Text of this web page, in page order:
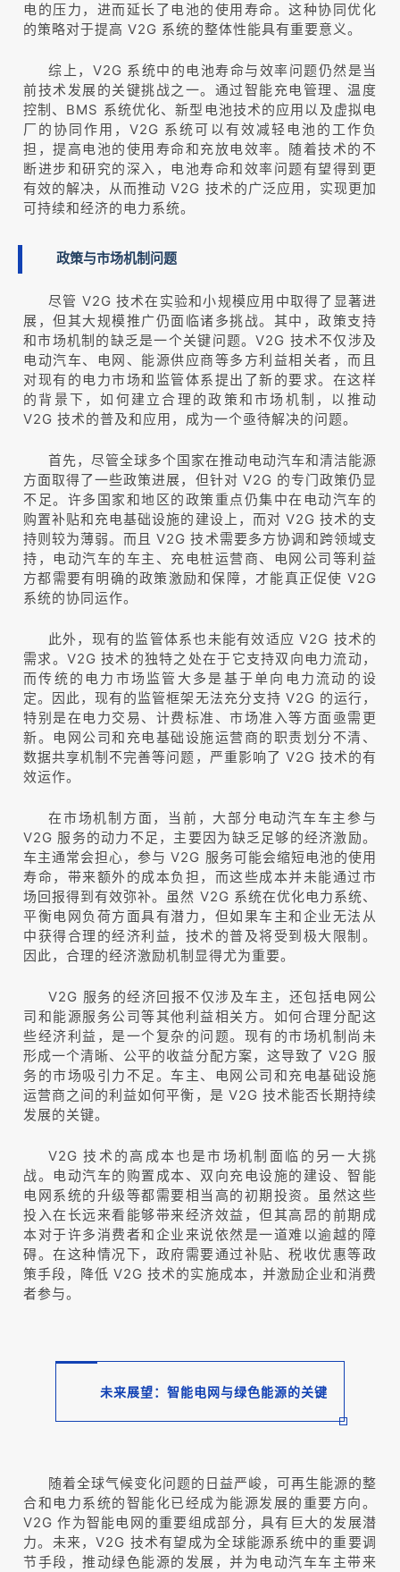
电的压力，进而延长了电池的使用寿命。这种协同优化
的策略对于提高 V2G 系统的整体性能具有重要意义。
综上，V2G 系统中的电池寿命与效率问题仍然是当
前技术发展的关键挑战之一。通过智能充电管理、温度
控制、BMS 系统优化、新型电池技术的应用以及虚拟电
厂的协同作用，V2G 系统可以有效减轻电池的工作负
担，提高电池的使用寿命和充放电效率。随着技术的不
断进步和研究的深入，电池寿命和效率问题有望得到更
有效的解决，从而推动 V2G 技术的广泛应用，实现更加
可持续和经济的电力系统。
政策与市场机制问题
尽管 V2G 技术在实验和小规模应用中取得了显著进
展，但其大规模推广仍面临诸多挑战。其中，政策支持
和市场机制的缺乏是一个关键问题。V2G 技术不仅涉及
电动汽车、电网、能源供应商等多方利益相关者，而且
对现有的电力市场和监管体系提出了新的要求。在这样
的背景下，如何建立合理的政策和市场机制，以推动
V2G 技术的普及和应用，成为一个亟待解决的问题。
首先，尽管全球多个国家在推动电动汽车和清洁能源
方面取得了一些政策进展，但针对 V2G 的专门政策仍显
不足。许多国家和地区的政策重点仍集中在电动汽车的
购置补贴和充电基础设施的建设上，而对 V2G 技术的支
持则较为薄弱。而且 V2G 技术需要多方协调和跨领域支
持，电动汽车的车主、充电桩运营商、电网公司等利益
方都需要有明确的政策激励和保障，才能真正促使 V2G
系统的协同运作。
此外，现有的监管体系也未能有效适应 V2G 技术的
需求。V2G 技术的独特之处在于它支持双向电力流动，
而传统的电力市场监管大多是基于单向电力流动的设
定。因此，现有的监管框架无法充分支持 V2G 的运行，
特别是在电力交易、计费标准、市场准入等方面亟需更
新。电网公司和充电基础设施运营商的职责划分不清、
数据共享机制不完善等问题，严重影响了 V2G 技术的有
效运作。
在市场机制方面，当前，大部分电动汽车车主参与
V2G 服务的动力不足，主要因为缺乏足够的经济激励。
车主通常会担心，参与 V2G 服务可能会缩短电池的使用
寿命，带来额外的成本负担，而这些成本并未能通过市
场回报得到有效弥补。虽然 V2G 系统在优化电力系统、
平衡电网负荷方面具有潜力，但如果车主和企业无法从
中获得合理的经济利益，技术的普及将受到极大限制。
因此，合理的经济激励机制显得尤为重要。
V2G 服务的经济回报不仅涉及车主，还包括电网公
司和能源服务公司等其他利益相关方。如何合理分配这
些经济利益，是一个复杂的问题。现有的市场机制尚未
形成一个清晰、公平的收益分配方案，这导致了 V2G 服
务的市场吸引力不足。车主、电网公司和充电基础设施
运营商之间的利益如何平衡，是 V2G 技术能否长期持续
发展的关键。
V2G 技术的高成本也是市场机制面临的另一大挑
战。电动汽车的购置成本、双向充电设施的建设、智能
电网系统的升级等都需要相当高的初期投资。虽然这些
投入在长远来看能够带来经济效益，但其高昂的前期成
本对于许多消费者和企业来说依然是一道难以逾越的障
碍。在这种情况下，政府需要通过补贴、税收优惠等政
策手段，降低 V2G 技术的实施成本，并激励企业和消费
者参与。
未来展望：智能电网与绿色能源的关键
随着全球气候变化问题的日益严峻，可再生能源的整
合和电力系统的智能化已经成为能源发展的重要方向。
V2G作为智能电网的重要组成部分 ，具有巨大的发展潜
力。未来，V2G 技术有望成为全球能源系统中的重要调
节手段，推动绿色能源的发展，并为电动汽车车主带来